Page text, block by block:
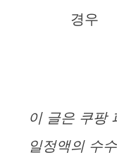
경우
이 글은 쿠팡
일정액의 수